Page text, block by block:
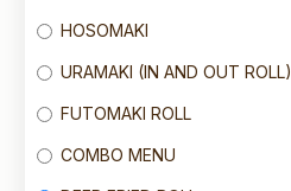
HOSOMAKI
URAMAKI (IN AND OUT ROLL)
FUTOMAKI ROLL
COMBO MENU